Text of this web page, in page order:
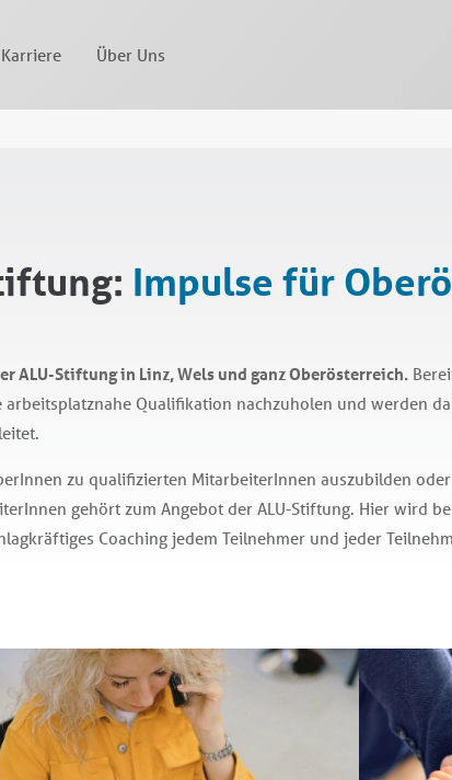
Karriere Über Uns
Impulse für
ALU-Stiftung in Linz, Wels und ganz Oberösterreich.
Qualifikation nachzuholen und werden
zu qualifizierten MitarbeiterInnen auszubilden
gehört zum Angebot der ALU-Stiftung. Hier wird
Coaching jedem Teilnehmer und jeder